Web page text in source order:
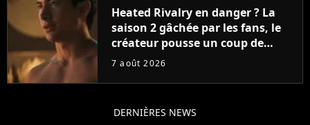
Heated Rivalry en danger ? La
saison 2 gâchée par les fans, le
créateur pousse un coup de
gueule
7 août 2026
DERNIÈRES NEWS